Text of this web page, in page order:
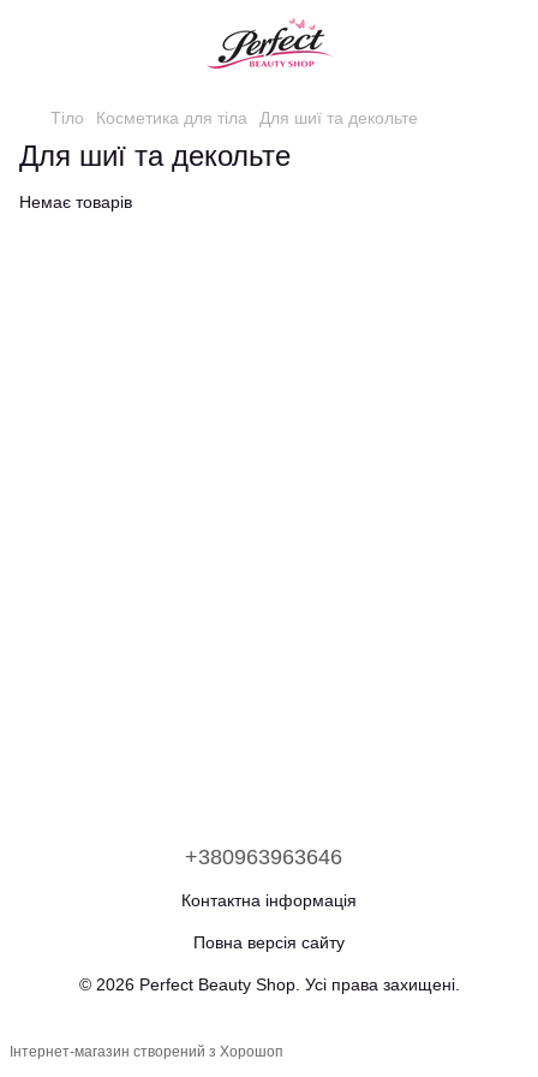
Тіло Косметика для тіла Для шиї та декольте
Для шиї та декольте
Немає товарів
+380963963646
Контактна інформація
Повна версія сайту
© 2026 Perfect Beauty Shop. Усі права захищені.
Інтернет-магазин створений з Хорошоп